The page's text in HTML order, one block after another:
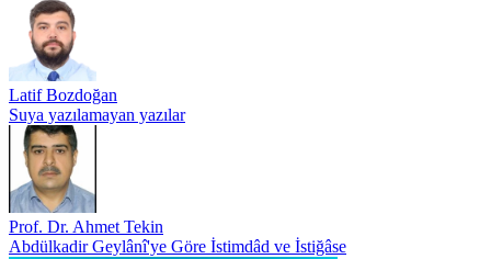
Latif Bozdoğan
Suya yazılamayan yazılar
Prof. Dr. Ahmet Tekin
Abdülkadir Geylânî'ye Göre İstimdâd ve İstiğâse